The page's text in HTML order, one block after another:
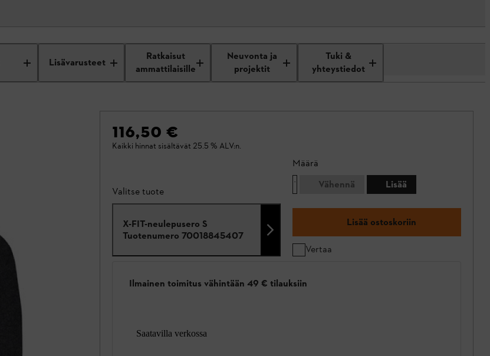
Lisävarusteet
Ratkaisut
ammattilaisille
Neuvonta ja
projektit
Tuki &
yhteystiedot
116,50 €
Kaikki hinnat sisältävät 25.5 % ALV:n.
Valitse tuote
X-FIT-neulepusero S
Tuotenumero 70018845407
Määrä
Vähennä
Lisää
Lisää ostoskoriin
Vertaa
Ilmainen toimitus vähintään 49 € tilauksiin
Saatavilla verkossa